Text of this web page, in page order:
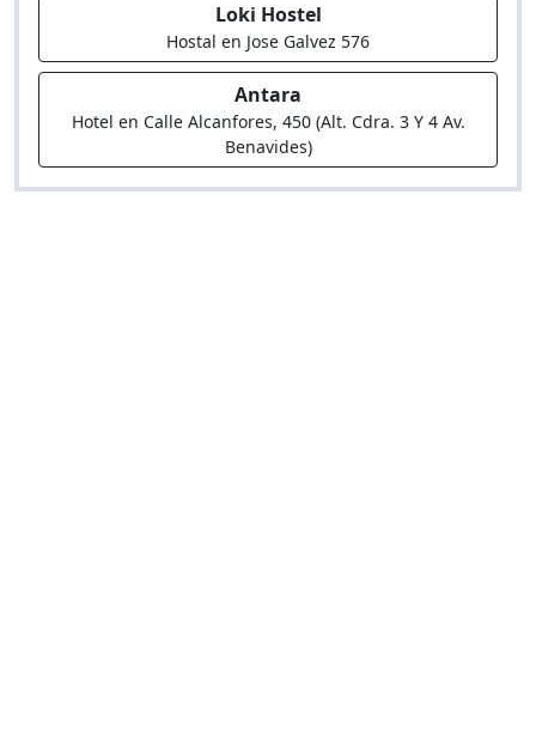
Loki Hostel
Hostal en Jose Galvez 576
Antara
Hotel en Calle Alcanfores, 450 (Alt. Cdra. 3 Y 4 Av.
Benavides)